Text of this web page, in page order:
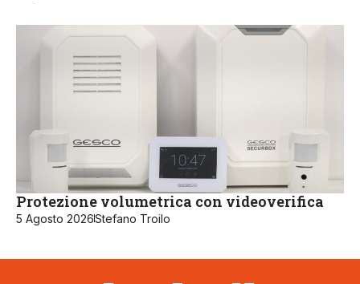
Protezione volumetrica con videoverifica
5 Agosto 2026Stefano Troilo